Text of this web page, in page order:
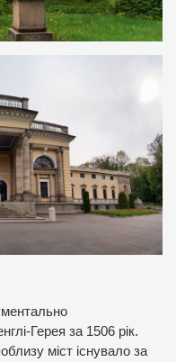
Герея за 1506 рік.
міст існувало за